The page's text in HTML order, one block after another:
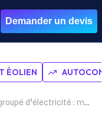
Demander un devis
ÉOLIEN
: moins intéressant qu’on ne le pense ?